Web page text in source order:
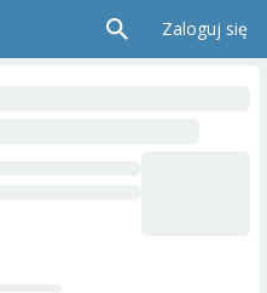
Zaloguj się